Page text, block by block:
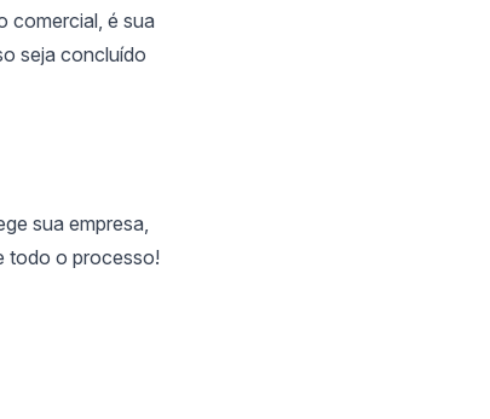
comercial, é sua
seja concluído
sua empresa,
todo o processo!